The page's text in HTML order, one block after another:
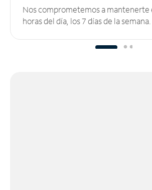
Nos comprometemos a mantenerte
horas del día, los 7 días de la semana.